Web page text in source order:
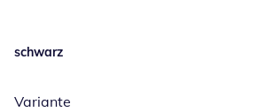
schwarz
Variante